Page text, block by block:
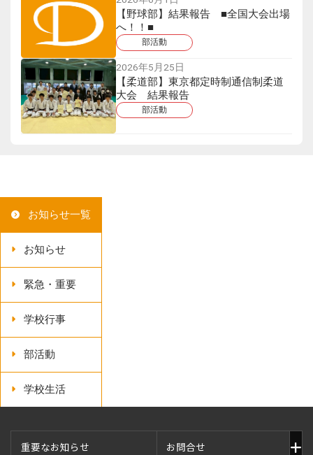
【野球部】結果報告 ■全国大会出場
へ！！■
部活動
2026年5月25日
【柔道部】東京都定時制通信制柔道
大会 結果報告
部活動
お知らせ一覧
お知らせ
緊急・重要
学校行事
部活動
学校生活
重要なお知らせ お問合せ